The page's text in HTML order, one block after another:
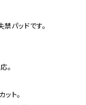
パッドです。
。
ト。